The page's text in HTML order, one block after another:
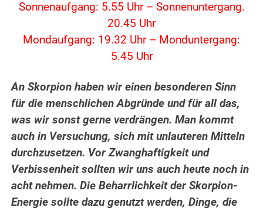
Sonnenaufgang: 5.55 Uhr – Sonnenuntergang.
20.45 Uhr
Mondaufgang: 19.32 Uhr – Monduntergang:
5.45 Uhr
An Skorpion haben wir einen besonderen Sinn
für die menschlichen Abgründe und für all das,
was wir sonst gerne verdrängen. Man kommt
auch in Versuchung, sich mit unlauteren Mitteln
durchzusetzen. Vor Zwanghaftigkeit und
Verbissenheit sollten wir uns auch heute noch in
acht nehmen. Die Beharrlichkeit der Skorpion-
Energie sollte dazu genutzt werden, Dinge, die